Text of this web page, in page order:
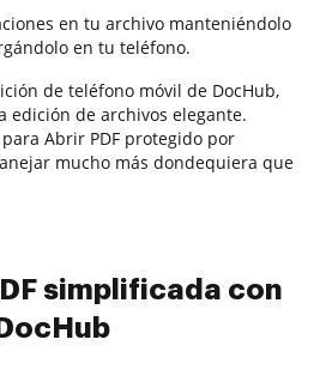
en tu archivo manteniéndolo
en tu teléfono.
de teléfono móvil de DocHub,
edición de archivos elegante.
Abrir PDF protegido por
mucho más dondequiera que
simplificada con
DocHub